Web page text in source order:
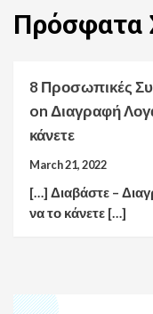
Πρόσφατα
8 Προσωπικές
onΔιαγραφή
κάνετε
March 21, 2022
[…] Διαβάστε –
να το κάνετε […]